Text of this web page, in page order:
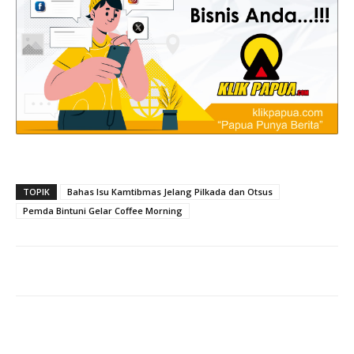
TOPIK
Bahas Isu Kamtibmas Jelang Pilkada dan Otsus
Pemda Bintuni Gelar Coffee Morning